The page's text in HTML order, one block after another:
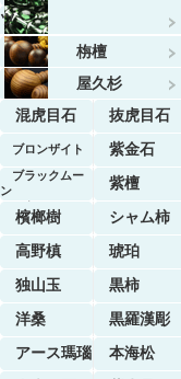
ツ
栴檀
屋久杉
混虎目石
抜虎目石
ブロンザイト 紫金石
ブラックムー
ン
ストーン
紫檀
檳榔樹 シャム柿
高野槙
琥珀
独山玉
黒柿
洋桑 黒羅漢彫
アース瑪瑙
本海松